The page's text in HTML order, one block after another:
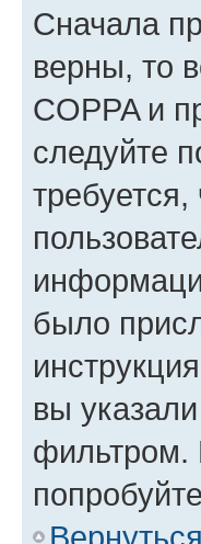
Сначала
верны, то
COPPA и
следуйте
было
вы
фильтром.